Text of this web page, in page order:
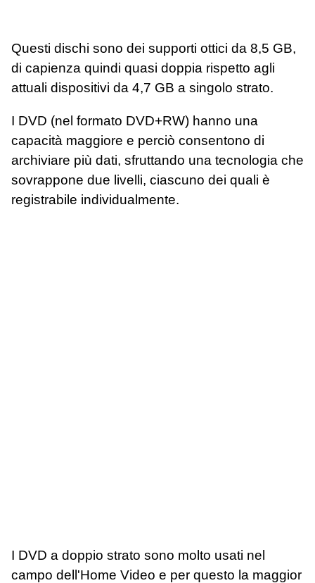
Questi dischi sono dei supporti ottici da 8,5 GB,
di capienza quindi quasi doppia rispetto agli
attuali dispositivi da 4,7 GB a singolo strato.
I DVD (nel formato DVD+RW) hanno una
capacità maggiore e perciò consentono di
archiviare più dati, sfruttando una tecnologia che
sovrappone due livelli, ciascuno dei quali è
registrabile individualmente.
I DVD a doppio strato sono molto usati nel
campo dell'Home Video e per questo la maggior